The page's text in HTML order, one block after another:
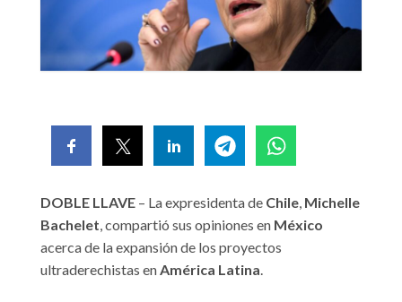
DOBLE LLAVE – La expresidenta de Chile, Michelle
Bachelet, compartió sus opiniones en México
acerca de la expansión de los proyectos
ultraderechistas enAmérica Latina.